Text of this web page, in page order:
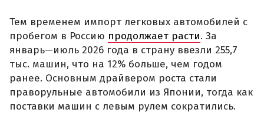
Тем временем импорт легковых автомобилей с
пробегом в Россию продолжает расти. За
январь—июль 2026 года в страну ввезли 255,7
тыс. машин, что на 12% больше, чем годом
ранее. Основным драйвером роста стали
праворульные автомобили из Японии, тогда как
поставки машин с левым рулем сократились.